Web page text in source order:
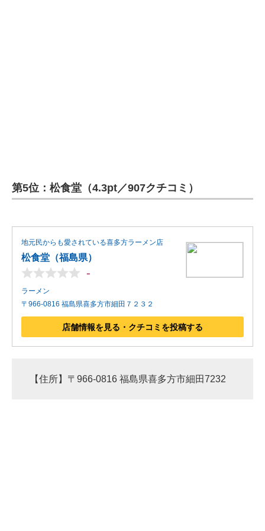
第5位：松食堂（4.3pt／907クチコミ）
地元民からも愛されている喜多方ラーメン店
松食堂（福島県）
-
ラーメン
〒966-0816 福島県喜多方市細田７２３２
店舗情報を見る・クチコミを投稿する
【住所】〒966-0816 福島県喜多方市細田7232